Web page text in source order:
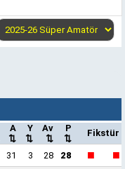
A
⇅
Y
⇅
Av
⇅
P
⇅
Fikstür
31 3 28 28 ■ ■